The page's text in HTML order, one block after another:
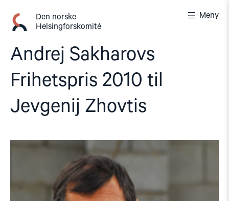
innhold
Den norske
Helsingforskomité
Meny
Andrej Sakharovs
Frihetspris 2010 til
Jevgenij Zhovtis